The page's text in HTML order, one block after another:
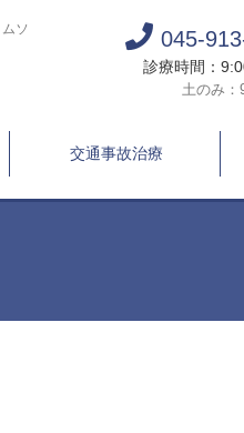
ソ
045-
診療時間：
土のみ：
交通事故治療